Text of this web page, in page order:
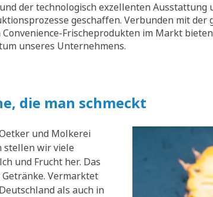
der technologisch exzellenten Ausstattung
geschaffen. Verbunden mit
Frischeprodukten im Markt
unseres Unternehmens.
die man schmeckt
und Molkerei
stellen wir viele
und Frucht her. Das
Vermarktet
als auch in